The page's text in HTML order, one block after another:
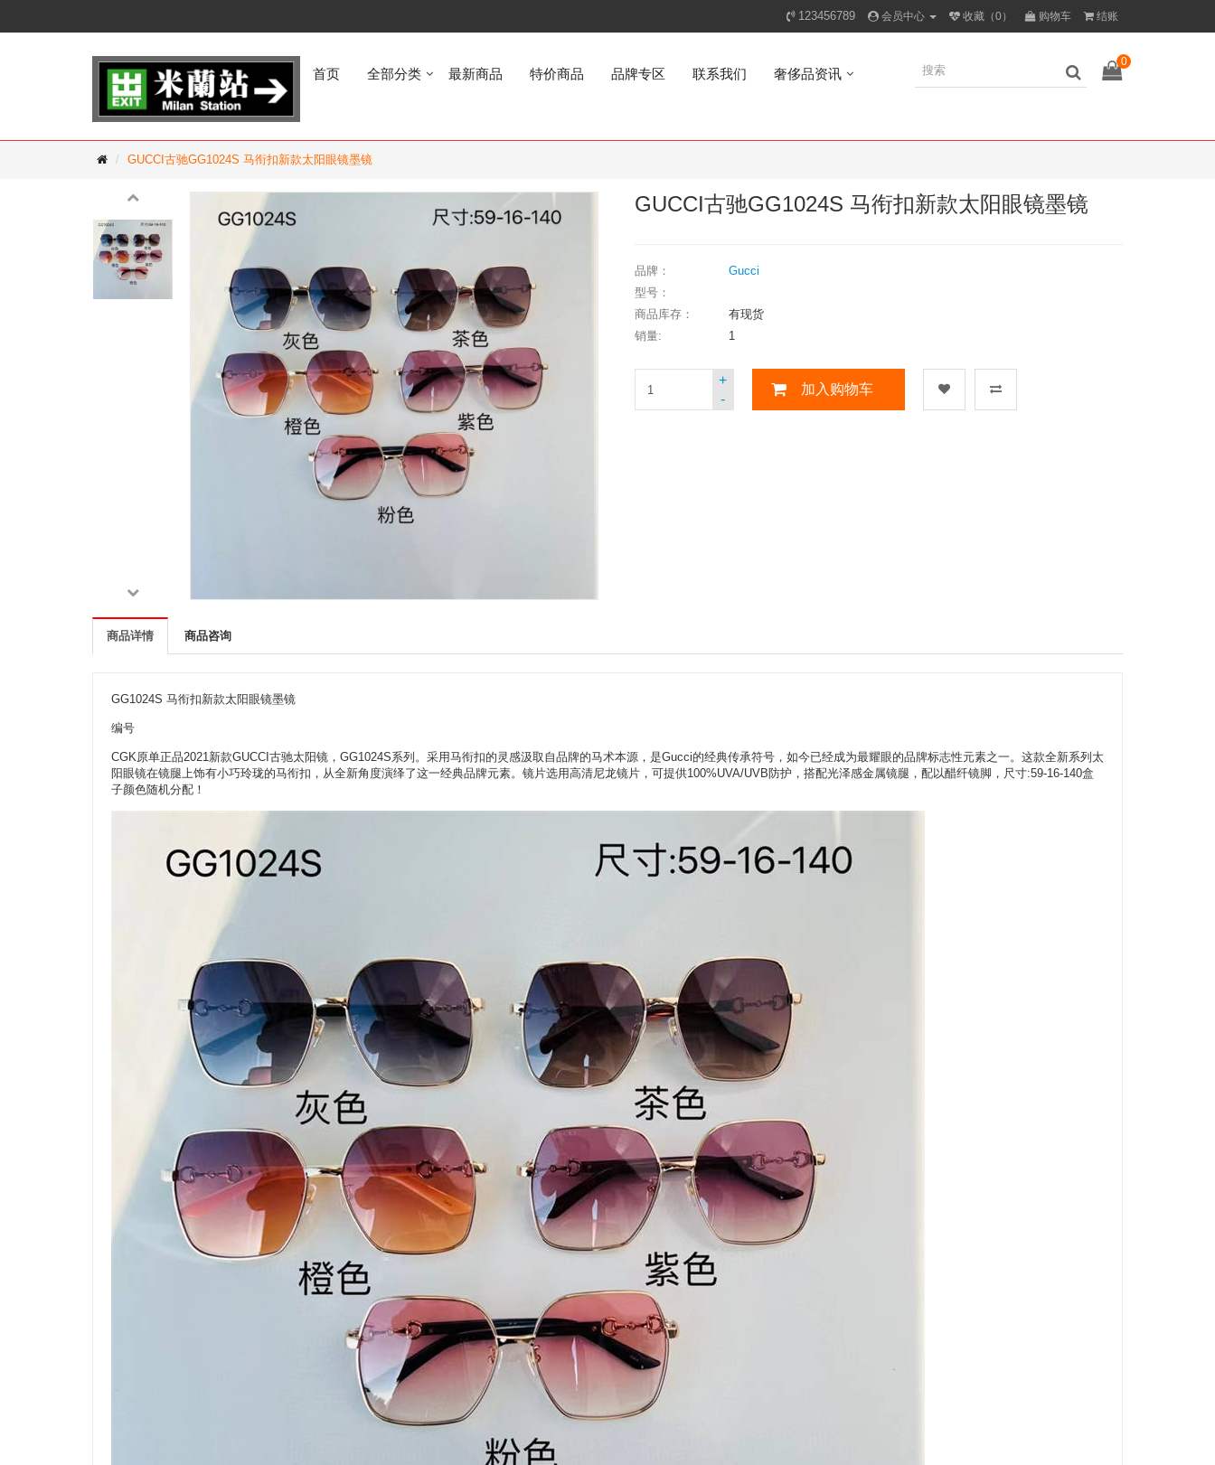
123456789 会员中心 收藏（0） 购物车 结账
首页 全部分类 最新商品 特价商品 品牌专区 联系我们 奢侈品资讯
0
GUCCI古驰GG1024S 马衔扣新款太阳眼镜墨镜
GUCCI古驰GG1024S 马衔扣新款太阳眼镜墨镜
品牌：
Gucci
型号：
商品库存：
有现货
销量:
1
-
+
加入购物车
商品详情 商品咨询
GG1024S 马衔扣新款太阳眼镜墨镜
编号
CGK原单正品2021新款GUCCI古驰太阳镜，GG1024S系列。采用马衔扣的灵感汲取自品牌的马术本源，是Gucci的经典传承符号，如今已经成为最耀眼的品牌标志性元素之一。这款全新系列太
阳眼镜在镜腿上饰有小巧玲珑的马衔扣，从全新角度演绎了这一经典品牌元素。镜片选用高清尼龙镜片，可提供100%UVA/UVB防护，搭配光泽感金属镜腿，配以醋纤镜脚，尺寸:59-16-140盒
子颜色随机分配！